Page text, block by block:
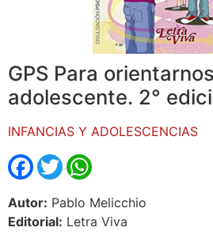
GPS Para
adolescente. 2°
INFANCIAS Y ADOLESCENCIAS
Facebook
Twitter
Autor: Pablo Melicchio
Editorial: Letra Viva